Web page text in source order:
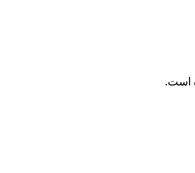
است.